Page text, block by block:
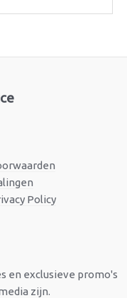
Policy
en exclusieve promo's
zijn.